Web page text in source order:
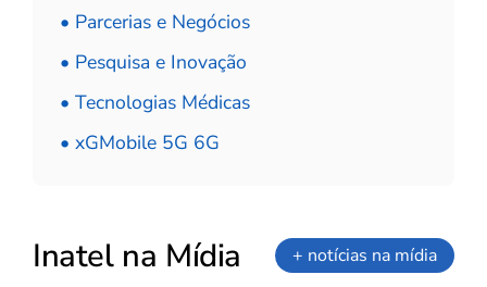
• Parcerias e Negócios
• Pesquisa e Inovação
• Tecnologias Médicas
• xGMobile 5G 6G
Inatel na Mídia + notícias na mídia